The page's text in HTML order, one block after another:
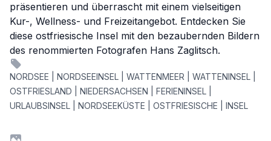
präsentieren und überrascht mit einem vielseitigen
Kur-, Wellness- und Freizeitangebot. Entdecken Sie
diese ostfriesische Insel mit den bezaubernden Bildern
des renommierten Fotografen Hans Zaglitsch.
NORDSEE | NORDSEEINSEL | WATTENMEER | WATTENINSEL |
OSTFRIESLAND | NIEDERSACHSEN | FERIENINSEL |
URLAUBSINSEL | NORDSEEKÜSTE | OSTFRIESISCHE | INSEL